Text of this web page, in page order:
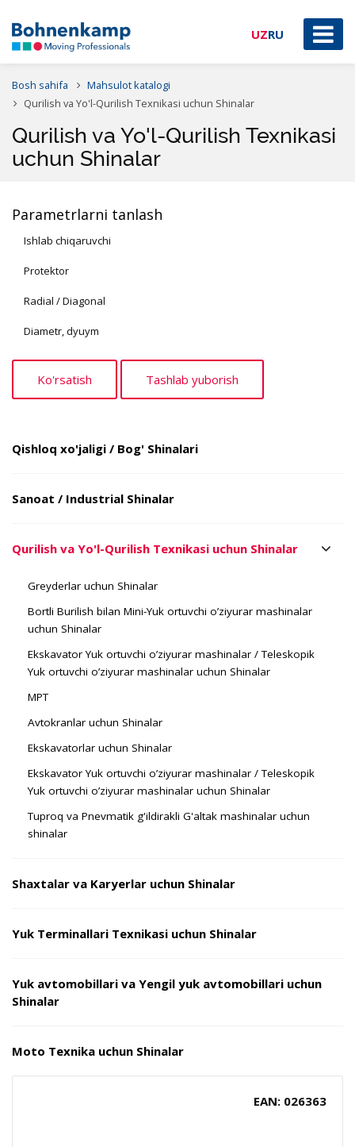
UZRU
Bosh sahifa
Mahsulot katalogi
Qurilish va Yo'l-Qurilish Texnikasi uchun Shinalar
Qurilish va Yo'l-Qurilish Texnikasi
uchun Shinalar
Parametrlarni tanlash
Ishlab chiqaruvchi
Protektor
Radial / Diagonal
Diametr, dyuym
Qishloq xo'jaligi / Bog' Shinalari
Sanoat / Industrial Shinalar
Qurilish va Yo'l-Qurilish Texnikasi uchun Shinalar
Greyderlar uchun Shinalar
Bortli Burilish bilan Mini-Yuk ortuvchi o’ziyurar mashinalar
uchun Shinalar
Ekskavator Yuk ortuvchi o’ziyurar mashinalar / Teleskopik
Yuk ortuvchi o’ziyurar mashinalar uchun Shinalar
MPT
Avtokranlar uchun Shinalar
Ekskavatorlar uchun Shinalar
Ekskavator Yuk ortuvchi o’ziyurar mashinalar / Teleskopik
Yuk ortuvchi o’ziyurar mashinalar uchun Shinalar
Tuproq va Pnevmatik g'ildirakli G'altak mashinalar uchun
shinalar
Shaxtalar va Karyerlar uchun Shinalar
Yuk Terminallari Texnikasi uchun Shinalar
Yuk avtomobillari va Yengil yuk avtomobillari uchun
Shinalar
Moto Texnika uchun Shinalar
EAN: 026363